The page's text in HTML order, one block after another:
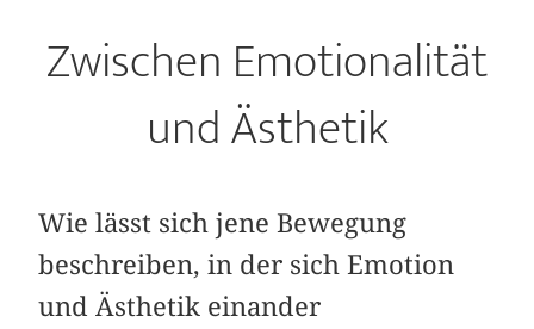
Zwischen Emotionalität
und Ästhetik
Wie lässt sich jene Bewegung
beschreiben, in der sich Emotion
und Ästhetik einander